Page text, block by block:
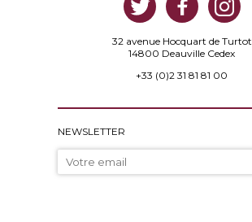
32 avenue Hocquart de Turtot
14800 Deauville Cedex
+33 (0)2 31 81 81 00
NEWSLETTER